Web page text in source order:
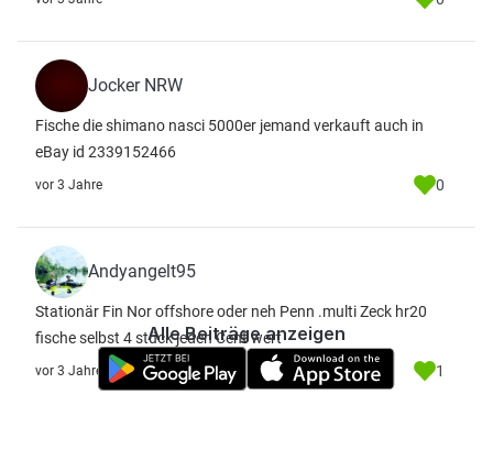
Jocker NRW
Fische die shimano nasci 5000er jemand verkauft auch in
eBay id 2339152466
vor 3 Jahre 0
Andyangelt95
Stationär Fin Nor offshore oder neh Penn .multi Zeck hr20
fische selbst 4 stück jeden Cent wert
vor 3 Jahre 1
Alle Beiträge anzeigen